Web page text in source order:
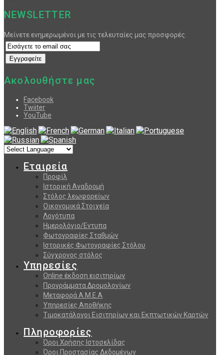
NEWSLETTER
Μείνετε ενημερωμένοι με τις τελευταίες μας προσφορές.
Ακολουθήστε μας
Facebook
Twiiter
YouTube
Εταιρεία
Προφίλ
Ιστορική Αναδρομή
Στόλος λεωφορείων
Οικονομικά Στοιχεία
Λογότυπα
Ημερολόγιο/Εντυπα
Φωτογραφίες Σταθμών
Ιστορικές Φωτογραφίες Στόλου
Σύγχρονος στόλος
Υπηρεσίες
Online έκδοση εισιτηρίων
Προγράμματα Δρομολογίων
Μεταφορά Α.Μ.Ε.Α
Υπηρεσίες Αποθήκης
Τιμοκατάλογοι Εισιτηρίων και Εκπτωτικών Καρτών
Πληροφορίες
Όροι Χρήσης Ιστοσελίδας
Όροι Προστασίας Δεδομένων